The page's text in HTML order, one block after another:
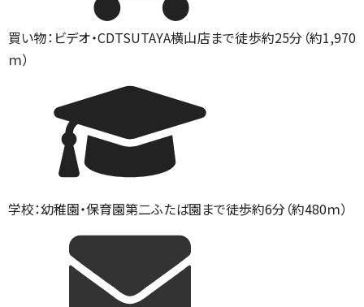
買い物：ビデオ・CDTSUTAYA横山店まで徒歩約25分（約1,970
ｍ）
学校：幼稚園・保育園第二ふたば園まで徒歩約6分（約480ｍ）